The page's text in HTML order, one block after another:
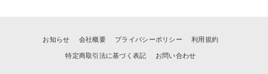
お知らせ 会社概要 プライバシーポリシー 利用規約
特定商取引法に基づく表記 お問い合わせ